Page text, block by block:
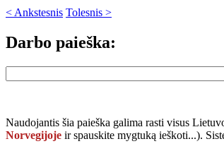
< Ankstesnis Tolesnis >
Darbo paieška:
Naudojantis šia paieška galima rasti visus
Norvegijoje ir spauskite mygtuką ieškoti...).